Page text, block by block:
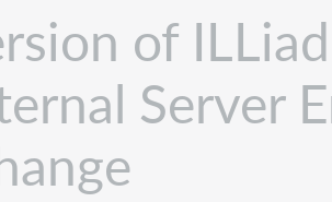
of
Server